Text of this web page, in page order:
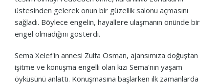
üstesinden gelerek onun bir güzellik salonu açmasını
sağladı. Böylece engelin, hayallere ulaşmanın önünde bir
engel olmadığını gösterdi.
Sema Xelef'in annesi Zulfa Osman, ajansımıza doğuştan
işitme ve konuşma engelli olan kızı Sema'nın yaşam
öyküsünü anlattı. Konuşmasına başlarken ilk zamanlarda